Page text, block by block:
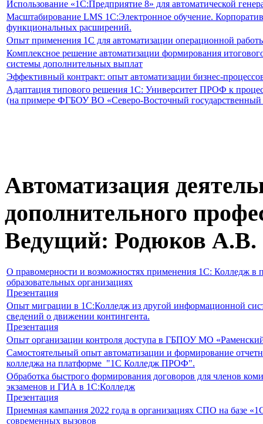
Использование «1С:Предприятие 8» для автоматической
Масштабирование LMS 1С:Электронное обучение.
функциональных расширений.
Опыт применения 1С для автоматизации операционной
Комплексное решение автоматизации формирования
системы дополнительных выплат
Эффективный контракт: опыт автоматизации бизнес-
Адаптация типового решения 1С: Университет ПРОФ к
(на примере ФГБОУ ВО «Северо-Восточный государственный
Автоматизация
дополнительного
Ведущий: Родюков А.В.
О правомерности и возможностях применения 1С: Колледж в
образовательных организациях
Презентация
Опыт миграции в 1С:Колледж из другой информационной
сведений о движении контингента.
Презентация
Опыт организации контроля доступа в ГБПОУ МО
Самостоятельный опыт автоматизации и формирование
колледжа на платформе "1С Колледж ПРОФ".
Обработка быстрого формирования договоров для членов
экзаменов и ГИА в 1С:Колледж
Презентация
Приемная кампания 2022 года в организациях СПО на базе
современных вызовов